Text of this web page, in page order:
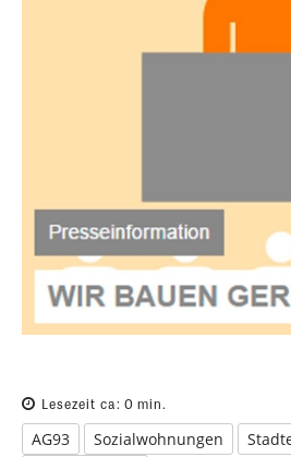
Lesezeit ca: 0 min.
AG93 Sozialwohnungen